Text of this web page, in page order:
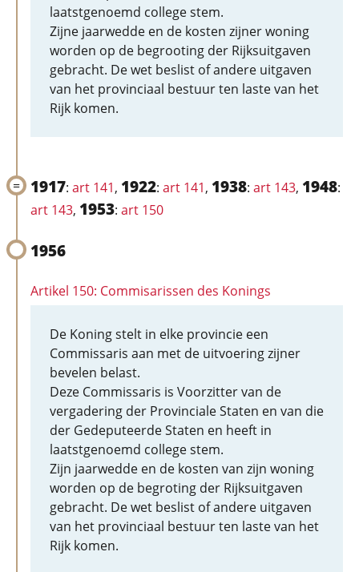
laatstgenoemd college stem.
Zijne jaarwedde en de kosten zijner woning
worden op de begrooting der Rijksuitgaven
gebracht. De wet beslist of andere uitgaven
van het provinciaal bestuur ten laste van het
Rijk komen.
1917: art 141, 1922: art 141, 1938: art 143, 1948:
art 143, 1953: art 150
1956
Artikel 150: Commisarissen des Konings
De Koning stelt in elke provincie een
Commissaris aan met de uitvoering zijner
bevelen belast.
Deze Commissaris is Voorzitter van de
vergadering der Provinciale Staten en van die
der Gedeputeerde Staten en heeft in
laatstgenoemd college stem.
Zijn jaarwedde en de kosten van zijn woning
worden op de begroting der Rijksuitgaven
gebracht. De wet beslist of andere uitgaven
van het provinciaal bestuur ten laste van het
Rijk komen.